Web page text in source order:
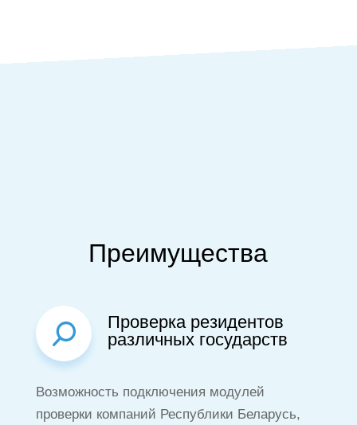
Преимущества
Проверка резидентов
различных государств
Возможность подключения модулей
проверки компаний Республики Беларусь,